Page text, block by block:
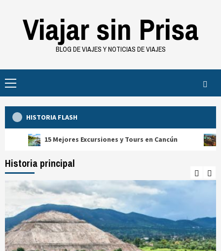
contenidoViajar sin Prisa
BLOG DE VIAJES Y NOTICIAS DE VIAJES
principal
HISTORIA FLASH
15 Mejores Excursiones y Tours en Cancún 25
Historia principal